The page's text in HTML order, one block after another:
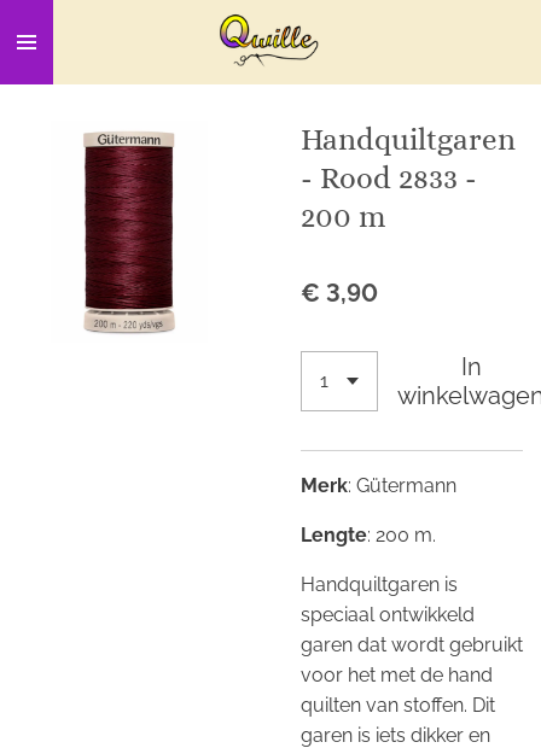
direct
naar
hoofdinhoud
Handquiltgaren
- Rood 2833 -
200 m
€ 3,90
In
Merk: Gütermann
Lengte: 200 m.
Handquiltgaren is
speciaal ontwikkeld
garen dat wordt gebruikt
voor het met de hand
quilten van stoffen. Dit
garen is iets dikker en